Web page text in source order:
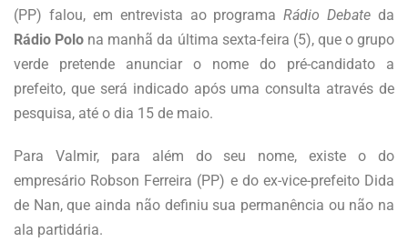
(PP) falou, em entrevista ao programaRádio Debate da
Rádio Polo na manhã da última sexta-feira (5), que o grupo
verde pretende anunciar o nome do pré-candidato a
prefeito, que será indicado após uma consulta através de
pesquisa, até o dia 15 de maio.
Para Valmir, para além do seu nome, existe o do
empresário Robson Ferreira (PP) e do ex-vice-prefeito Dida
de Nan, que ainda não definiu sua permanência ou não na
ala partidária.